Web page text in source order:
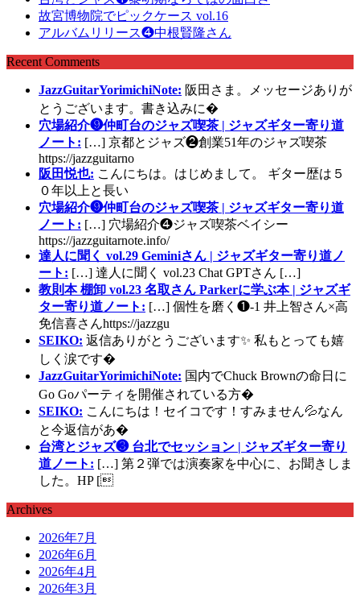
故宮博物院でピックケース vol.16
アルバムリリース❹中根賢隆さん
Recent Comments
JazzGuitarYorimichiNote: 阪田さま。メッセージありが
とうございます。書き込みに�
穴場紹介❾仲町台のジャズ喫茶 | ジャズギター寄り道
ノート: […] 京都とジャズ❷創業51年のジャズ喫茶
https://jazzguitarno
阪田悦也: こんにちは。はじめまして。 ギター歴は５
０年以上と長い
穴場紹介❾仲町台のジャズ喫茶 | ジャズギター寄り道
ノート: […] 穴場紹介❹ジャズ喫茶ベイシー
https://jazzguitarnote.info/
達人に聞く vol.29 Geminiさん | ジャズギター寄り道ノ
ート: […] 達人に聞く vol.23 Chat GPTさん […]
教則本 棚卸 vol.23 名取さん Parkerに学ぶ本 | ジャズギ
ター寄り道ノート: […] 個性を磨く❶-1 井上智さん×高
免信喜さんhttps://jazzgu
SEIKO: 返信ありがとうございます✨ 私もとっても嬉
しく涙です�
JazzGuitarYorimichiNote: 国内でChuck Brownの命日に
Go Goパーティを開催されている方�
SEIKO: こんにちは！セイコです！すみません💦なん
と今返信があ�
台湾とジャズ❸ 台北でセッション | ジャズギター寄り
道ノート: […] 第２弾では演奏家を中心に、お聞きしま
した。HP [
Archives
2026年7月
2026年6月
2026年4月
2026年3月